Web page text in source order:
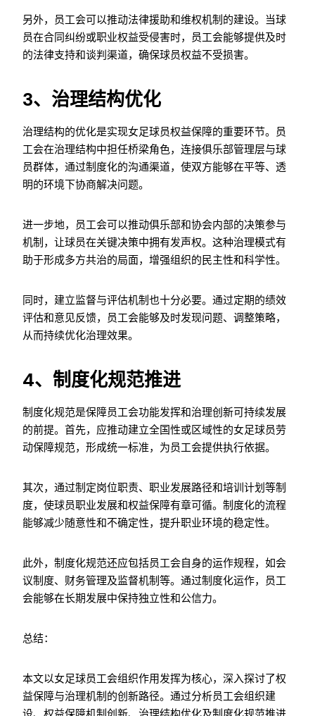
另外，员工会可以推动法律援助和维权机制的建设。当球
员在合同纠纷或职业权益受侵害时，员工会能够提供及时
的法律支持和谈判渠道，确保球员权益不受损害。
3、治理结构优化
治理结构的优化是实现女足球员权益保障的重要环节。员
工会在治理结构中担任桥梁角色，连接俱乐部管理层与球
员群体，通过制度化的沟通渠道，使双方能够在平等、透
明的环境下协商解决问题。
进一步地，员工会可以推动俱乐部和协会内部的决策参与
机制，让球员在关键决策中拥有发声权。这种治理模式有
助于形成多方共治的局面，增强组织的民主性和科学性。
同时，建立监督与评估机制也十分必要。通过定期的绩效
评估和意见反馈，员工会能够及时发现问题、调整策略，
从而持续优化治理效果。
4、制度化规范推进
制度化规范是保障员工会功能发挥和治理创新可持续发展
的前提。首先，应推动建立全国性或区域性的女足球员劳
动保障规范，形成统一标准，为员工会提供执行依据。
其次，通过制定岗位职责、职业发展路径和培训计划等制
度，使球员职业发展和权益保障有章可循。制度化的流程
能够减少随意性和不确定性，提升职业环境的稳定性。
此外，制度化规范还应包括员工会自身的运作规程，如会
议制度、财务管理及监督机制等。通过制度化运作，员工
会能够在长期发展中保持独立性和公信力。
总结：
本文以女足球员工会组织作用发挥为核心，深入探讨了权
益保障与治理机制的创新路径。通过分析员工会组织建